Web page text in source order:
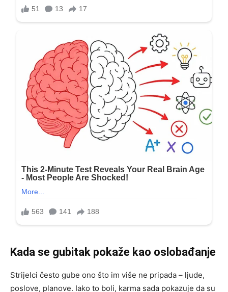
Kada se gubitak pokaže kao oslobađanje
Strijelci često gube ono što im više ne pripada – ljude,
poslove, planove. Iako to boli, karma sada pokazuje da su